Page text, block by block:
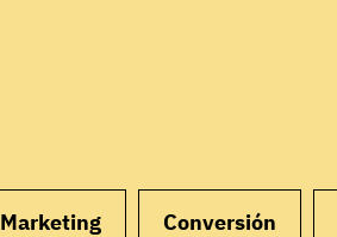
Marketing Conversión